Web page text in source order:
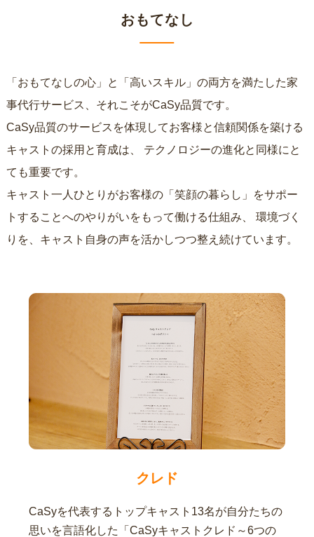
おもてなし
「おもてなしの心」と「高いスキル」の両方を満たした家
事代行サービス、それこそがCaSy品質です。
CaSy品質のサービスを体現してお客様と信頼関係を築ける
キャストの採用と育成は、
ても重要です。
キャスト一人ひとりがお客様の「笑顔の暮らし」をサポー
トすることへのやりがいをもって働ける仕組み、
りを、キャスト自身の声を活かしつつ整え続けています。
クレド
CaSyを代表するトップキャスト13名が自分たちの
思いを言語化した「CaSyキャストクレド～6つの